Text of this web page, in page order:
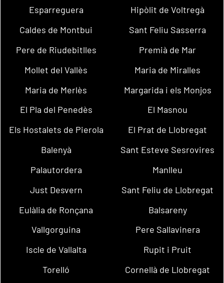
Esparreguera
Hipòlit de Voltregà
Caldes de Montbui
Sant Feliu Sasserra
Pere de Riudebitlles
Premià de Mar
Mollet del Vallès
Maria de Miralles
Maria de Merlès
Margarida i els Monjos
El Pla del Penedès
El Masnou
Els Hostalets de Pierola
El Prat de Llobregat
Balenyà
Sant Esteve Sesrovires
Palautordera
Manlleu
Just Desvern
Sant Feliu de Llobregat
Eulàlia de Ronçana
Balsareny
Vallgorguina
Pere Sallavinera
Iscle de Vallalta
Rupit i Pruit
Torelló
Cornellà de Llobregat